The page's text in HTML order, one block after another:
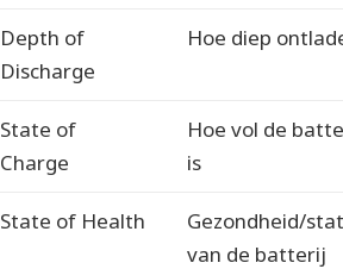
Depth of
Discharge
Hoe diep
State of
Charge
Hoe vol de
is
State of Health
Gezondheid/
van de batterij